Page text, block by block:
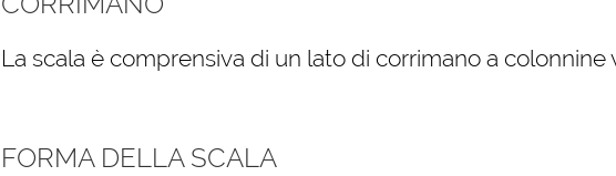
La scala è comprensiva di un lato di corrimano a colonnine
FORMA DELLA SCALA